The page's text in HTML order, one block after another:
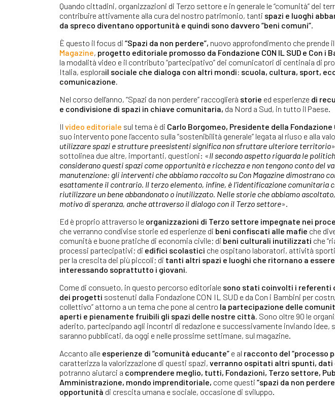
Quando cittadini, organizzazioni di Terzo settore e in generale le “comunità” dei
contribuire attivamente alla cura del nostro patrimonio, tanti spazi e luoghi
da spreco diventano opportunità e quindi sono davvero “beni comuni”
È questo il focus di “Spazi da non perdere”, nuovo approfondimento che prende
Magazine, progetto editoriale promosso da Fondazione CON IL SUD e Con i
la modalità video e il contributo “partecipativo” dei comunicatori di centinaia di
Italia, esplorail sociale che dialoga con altri mondi: scuola, cultura, sport,
comunicazione
Nel corso dell’anno, “Spazi da non perdere” raccoglierà storie ed esperienze di
e condivisione di spazi in chiave comunitaria, da Nord a Sud, in tutto il Paese.
Il video editoriale sul tema è di Carlo Borgomeo, Presidente della Fondazione
suo intervento pone l’accento sulla “sostenibilità generale” legata al riuso e alla
utilizzare spazi e strutture preesistenti significa non sfruttare ulteriore territorio
sottolinea due altre, importanti, questioni: «Il secondo aspetto riguarda le
considerano questi spazi come opportunità e ricchezza e non tengono conto del
manutenzione: gli interventi che abbiamo raccolto su Con Magazine dimostrano
esattamente il contrario. Il terzo elemento, infine, è l’identificazione comunitaria
riutilizzare un bene abbandonato o inutilizzato. Nelle storie che abbiamo
motivo di speranza, anche attraverso il dialogo con il Terzo settore».
Ed è proprio attraverso le organizzazioni di Terzo settore impegnate nei
che verranno condivise storie ed esperienze di beni confiscati alle mafie che
comunità e buone pratiche di economia civile; di beni culturali inutilizzati che
processi partecipativi; di edifici scolastici che ospitano laboratori, attività
per la crescita dei più piccoli; di tanti altri spazi e luoghi che ritornano a
interessando soprattutto i giovani
Come di consueto, in questo percorso editoriale sono stati coinvolti i referenti
dei progetti sostenuti dalla Fondazione CON IL SUD e da Con i Bambini per
collettivo” attorno a un tema che pone al centro la partecipazione delle
aperti e pienamente fruibili gli spazi delle nostre città Sono oltre 90 le
aderito, partecipando agli incontri di redazione e successivamente inviando idee,
saranno pubblicati, da oggi e nelle prossime settimane, sul magazine.
Accanto alle esperienze di “comunità educante” e al racconto del “processo
caratterizza la valorizzazione di questi spazi, verranno ospitati altri spunti, dati
potranno aiutarci a comprendere meglio, tutti, Fondazioni, Terzo settore,
Amministrazione, mondo imprenditoriale, come questi “spazi da non
opportunità di crescita umana e sociale, occasione di sviluppo.